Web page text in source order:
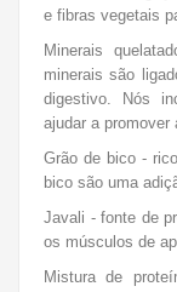
e fibras vegetais
Minerais
minerais são
digestivo.
Nós
ajudar a promover
Grão de bico - r
bico são uma
Javali -fonte de
os músculos de
Mistura de